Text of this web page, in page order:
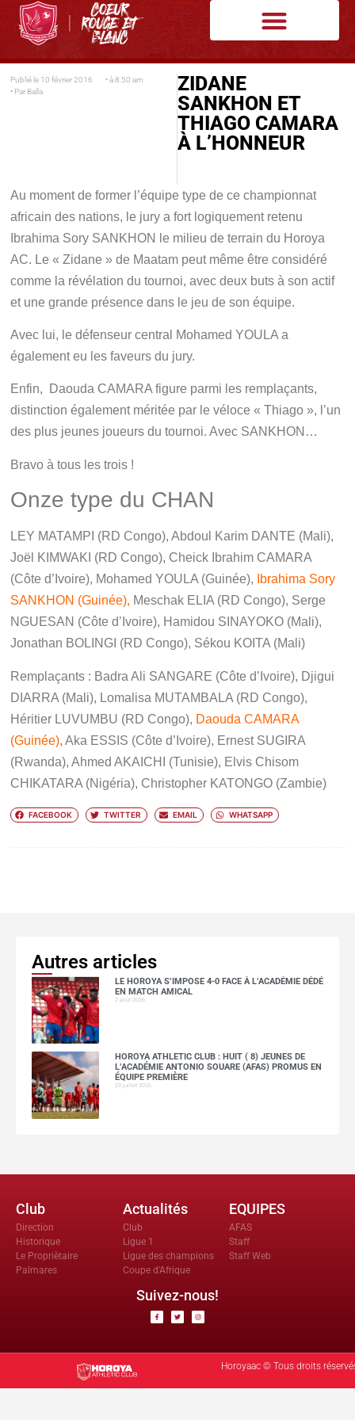
Publié le 10 février 2016 • à 8:50 am
• Par Balla
ZIDANE
SANKHON ET
THIAGO CAMARA
À L’HONNEUR
Au moment de former l’équipe type de ce championnat
africain des nations, le jury a fort logiquement retenu
Ibrahima Sory SANKHON le milieu de terrain du Horoya
AC. Le « Zidane » de Maatam peut même être considéré
comme la révélation du tournoi, avec deux buts à son actif
et une grande présence dans le jeu de son équipe.
Avec lui, le défenseur central Mohamed YOULA a
également eu les faveurs du jury.
Enfin, Daouda CAMARA figure parmi les remplaçants,
distinction également méritée par le véloce « Thiago », l’un
des plus jeunes joueurs du tournoi. Avec SANKHON…
Bravo à tous les trois !
Onze type du CHAN
LEY MATAMPI (RD Congo), Abdoul Karim DANTE (Mali),
Joël KIMWAKI (RD Congo), Cheick Ibrahim CAMARA
(Côte d’Ivoire), Mohamed YOULA (Guinée),
Ibrahima Sory
SANKHON (Guinée), Meschak ELIA (RD Congo), Serge
NGUESAN (Côte d’Ivoire), Hamidou SINAYOKO (Mali),
Jonathan BOLINGI (RD Congo), Sékou KOITA (Mali)
Remplaçants : Badra Ali SANGARE (Côte d’Ivoire), Djigui
DIARRA (Mali), Lomalisa MUTAMBALA (RD Congo),
Héritier LUVUMBU (RD Congo), Daouda CAMARA
(Guinée), Aka ESSIS (Côte d’Ivoire), Ernest SUGIRA
(Rwanda), Ahmed AKAICHI (Tunisie), Elvis Chisom
CHIKATARA (Nigéria), Christopher KATONGO (Zambie)
FACEBOOK TWITTER EMAIL WHATSAPP
Autres articles
LE HOROYA S’IMPOSE 4-0 FACE À L’ACADÉMIE DÉDÉ
EN MATCH AMICAL
2 août 2026
HOROYA ATHLETIC CLUB : HUIT ( 8) JEUNES DE
L’ACADÉMIE ANTONIO SOUARE (AFAS) PROMUS EN
ÉQUIPE PREMIÈRE
29 juillet 2026
Club
Direction
Historique
Le Propriètaire
Palmares
Actualités
Club
Ligue 1
Ligue des champions
Coupe d'Afrique
EQUIPES
AFAS
Staff
Staff Web
Suivez-nous!
Horoyaac © Tous droits